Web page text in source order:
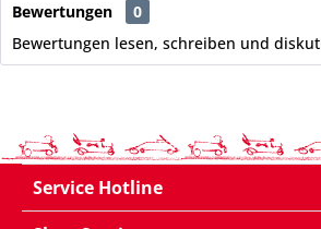
Bewertungen
0
Bewertungen lesen, schreiben und
Service Hotline